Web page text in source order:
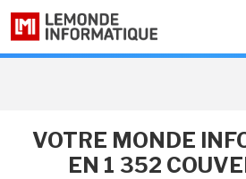
VOTRE MONDE
EN 1 352